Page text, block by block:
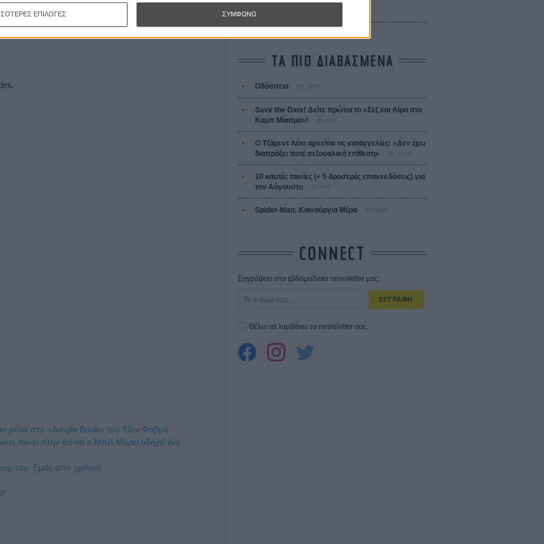
ΕΠΙΛΟΓΕΣ ΣΥΜΦΩΝΩ
ρόλο στο «Jungle Book» του Τζον Φαβρό
ταινία στην οποία ο Μπιλ Μάρεϊ οδηγεί ένα
του; Εμείς από χρόνια!
L’ Affaire Bojarski (The Moneymaker)
Ζαν-Πολ Σαλομέ
ΤΑ ΠΙΟ ΔΙΑΒΑΣΜΕΝΑ
Οδύσσεια
Save the Date! Δείτε πρώτοι το «Σεξ και Αίμα στο
Καμπ Μίασμα»!
Ο Τζάρεντ Λέτο αρνείται τις καταγγελίες: «Δεν έχω
διαπράξει ποτέ σεξουαλική επίθεση»
10 καυτές ταινίες (+ 5 δροσερές επανεκδόσεις) για
τον Αύγουστο
Spider-Man: Καινούργια Μέρα 30 ΜΑΡ
CONNECT
Εγγράψου στο εβδομαδιαίο newsletter μας.
ΕΓΓΡΑΦΗ
Θέλω να λαμβάνω τα newsletter σας.